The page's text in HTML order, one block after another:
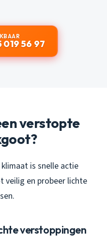
019 56 97
verstopte
is snelle actie
veilig en probeer lichte
verstoppingen